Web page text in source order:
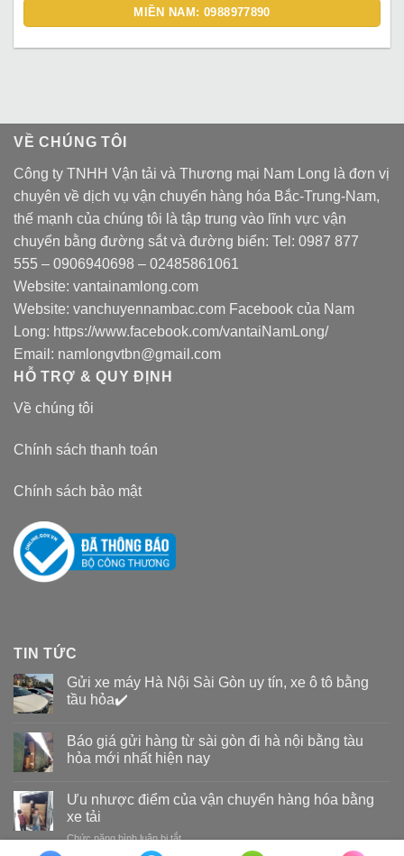
MIỀN NAM: 0988977890
VỀ CHÚNG TÔI
Công ty TNHH Vận tải và Thương mại Nam Long là đơn vị
chuyên về dịch vụ vận chuyển hàng hóa Bắc-Trung-Nam,
thế mạnh của chúng tôi là tập trung vào lĩnh vực vận
chuyển bằng đường sắt và đường biển: Tel: 0987 877
555 – 0906940698 – 02485861061
Website: vantainamlong.com
Website: vanchuyennambac.com Facebook của Nam
Long: https://www.facebook.com/vantaiNamLong/
Email: namlongvtbn@gmail.com
HỖ TRỢ & QUY ĐỊNH
Về chúng tôi
Chính sách thanh toán
Chính sách bảo mật
TIN TỨC
Gửi xe máy Hà Nội Sài Gòn uy tín, xe ô tô bằng
tầu hỏa✔️
Báo giá gửi hàng từ sài gòn đi hà nội bằng tàu
hỏa mới nhất hiện nay
Ưu nhược điểm của vận chuyển hàng hóa bằng
xe tải
Chức năng bình luận bị tắtở